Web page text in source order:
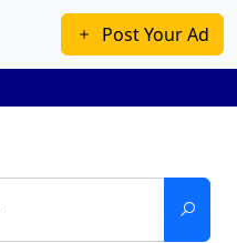
Post Your Ad